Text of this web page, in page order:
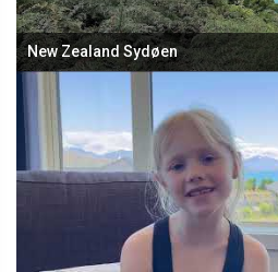
New Zealand Sydøen